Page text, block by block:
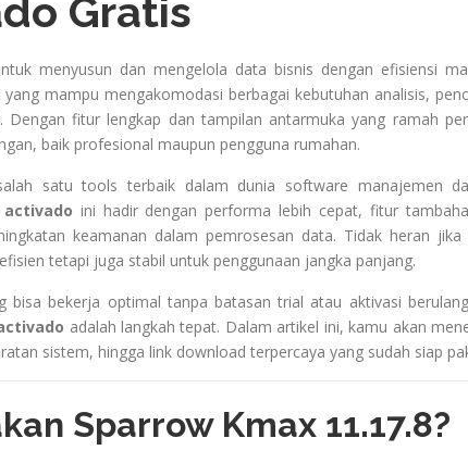
Gratis
menyusun dan mengelola data bisnis dengan efisiensi
mampu mengakomodasi berbagai kebutuhan analisis,
fitur lengkap dan tampilan antarmuka yang ramah
baik profesional maupun pengguna rumahan.
satu tools terbaik dalam dunia software manajemen
activado ini hadir dengan performa lebih cepat, fitur
keamanan dalam pemrosesan data. Tidak heran jika
tetapi juga stabil untuk penggunaan jangka panjang.
bisa bekerja optimal tanpa batasan trial atau aktivasi
adalah langkah tepat. Dalam artikel ini, kamu akan
sistem, hingga link download terpercaya yang sudah siap
Sparrow Kmax 11.17.8?